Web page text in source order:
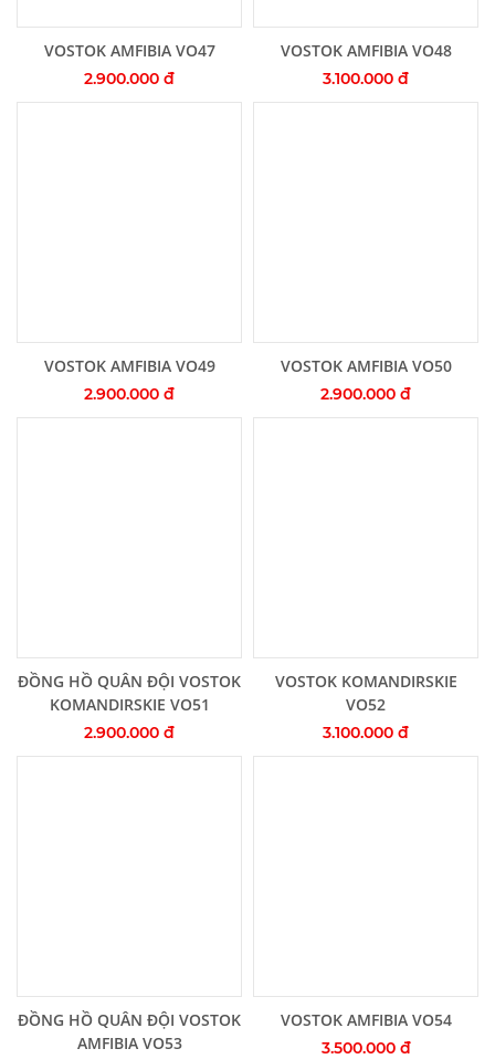
Thêm vào giỏ hàng
VOSTOK AMFIBIA VO47
2.900.000 đ
Thêm vào giỏ hàng
VOSTOK AMFIBIA VO48
3.100.000 đ
Thêm vào giỏ hàng
VOSTOK AMFIBIA VO49
2.900.000 đ
Thêm vào giỏ hàng
VOSTOK AMFIBIA VO50
2.900.000 đ
Thêm vào giỏ hàng
ĐỒNG HỒ QUÂN ĐỘI VOSTOK
KOMANDIRSKIE VO51
2.900.000 đ
Thêm vào giỏ hàng
VOSTOK KOMANDIRSKIE
VO52
3.100.000 đ
Thêm vào giỏ hàng
ĐỒNG HỒ QUÂN ĐỘI VOSTOK
AMFIBIA VO53
Thêm vào giỏ hàng
VOSTOK AMFIBIA VO54
3.500.000 đ